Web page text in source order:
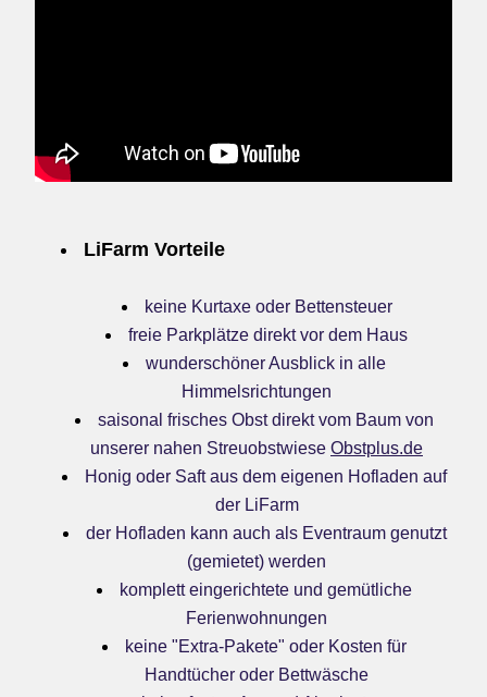
LiFarm Vorteile
keine Kurtaxe oder Bettensteuer
freie Parkplätze direkt vor dem Haus
wunderschöner Ausblick in alle
Himmelsrichtungen
saisonal frisches Obst direkt vom Baum von
unserer nahen Streuobstwiese Obstplus.de
Honig oder Saft aus dem eigenen Hofladen auf
der LiFarm
der Hofladen kann auch als Eventraum genutzt
(gemietet) werden
komplett eingerichtete und gemütliche
Ferienwohnungen
keine "Extra-Pakete" oder Kosten für
Handtücher oder Bettwäsche